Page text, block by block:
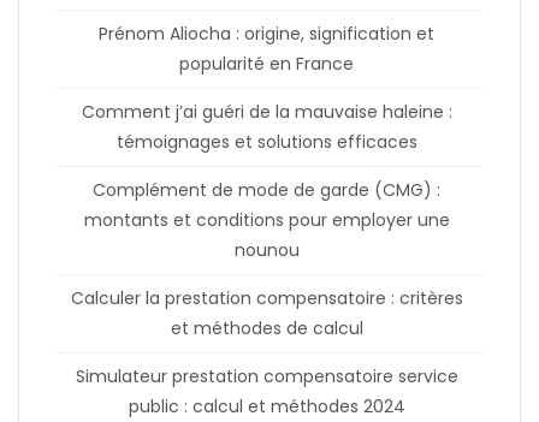
Prénom Aliocha : origine, signification et
popularité en France
Comment j’ai guéri de la mauvaise haleine :
témoignages et solutions efficaces
Complément de mode de garde (CMG) :
montants et conditions pour employer une
nounou
Calculer la prestation compensatoire : critères
et méthodes de calcul
Simulateur prestation compensatoire service
public : calcul et méthodes 2024